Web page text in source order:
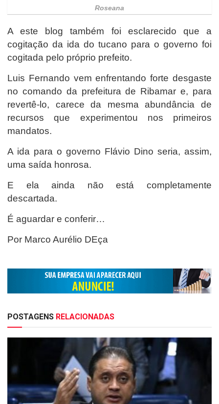
Roseana
A este blog também foi esclarecido que a
cogitação da ida do tucano para o governo foi
cogitada pelo próprio prefeito.
Luis Fernando vem enfrentando forte desgaste
no comando da prefeitura de Ribamar e, para
revertê-lo, carece da mesma abundância de
recursos que experimentou nos primeiros
mandatos.
A ida para o governo Flávio Dino seria, assim,
uma saída honrosa.
E ela ainda não está completamente
descartada.
É aguardar e conferir…
Por Marco Aurélio DEça
POSTAGENS RELACIONADAS